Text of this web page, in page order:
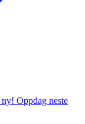
ny! Oppdag neste